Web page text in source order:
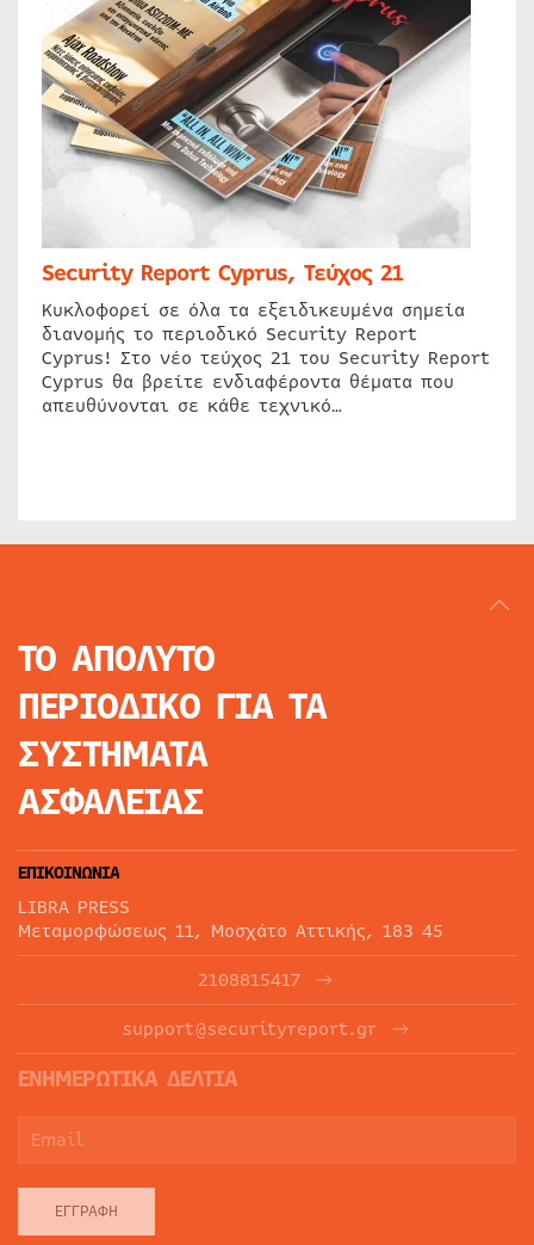
Security Report Cyprus, Τεύχος 21
Κυκλοφορεί σε όλα τα εξειδικευμένα σημεία
διανομής το περιοδικό Security Report
Cyprus! Στο νέο τεύχος 21 του Security Report
Cyprus θα βρείτε ενδιαφέροντα θέματα που
απευθύνονται σε κάθε τεχνικό…
ΤΟ ΑΠΟΛΥΤΟ
ΠΕΡΙΟΔΙΚΟ ΓΙΑ ΤΑ
ΣΥΣΤΗΜΑΤΑ
ΑΣΦΑΛΕΙΑΣ
ΕΠΙΚΟΙΝΩΝΙΑ
LIBRA PRESS
Μεταμορφώσεως 11, Μοσχάτο Αττικής, 183 45
2108815417
support@securityreport.gr
ΕΝΗΜΕΡΩΤΙΚΑ ΔΕΛΤΙΑ
ΕΓΓΡΑΦΉ